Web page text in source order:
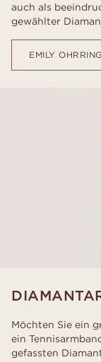
auch als
gewählter
EMILY
Möchten Sie ein
ein
gefassten